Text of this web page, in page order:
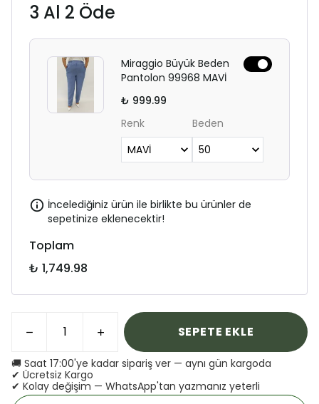
3 Al 2 Öde
Miraggio Büyük Beden
Pantolon 99968 MAVİ
₺ 999.99
Renk
Beden
İncelediğiniz ürün ile birlikte bu ürünler de
sepetinize eklenecektir!
Toplam
₺ 1,749.98
SEPETE EKLE
🚚 Saat 17:00'ye kadar sipariş ver — aynı gün kargoda
✔ Ücretsiz Kargo
✔ Kolay değişim — WhatsApp'tan yazmanız yeterli